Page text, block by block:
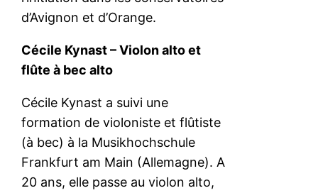
d’Avignon et d’Orange.
Cécile Kynast – Violon alto et
flûte à bec alto
Cécile Kynast a suivi une
formation de violoniste et flûtiste
(à bec) à la Musikhochschule
Frankfurt am Main (Allemagne). A
20 ans, elle passe au violon alto,